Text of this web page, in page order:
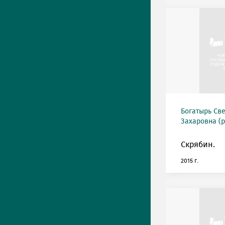
Богатырь
Захаровна
Скрябин.
2015 г.